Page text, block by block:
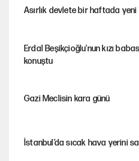
Asırlık devlete bir haftada
Erdal Beşikçioğlu'nun kızı
konuştu
Gazi Meclisin kara günü
İstanbul’da sıcak hava yerini